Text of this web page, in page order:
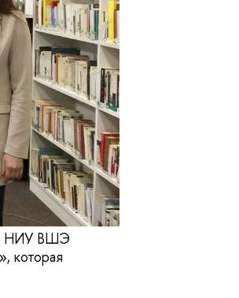
НИУ ВШЭ
которая